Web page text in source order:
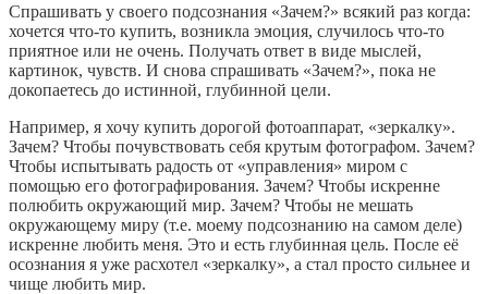
Спрашивать у своего подсознания «Зачем?» всякий раз когда:
хочется что-то купить, возникла эмоция, случилось что-то
приятное или не очень. Получать ответ в виде мыслей,
картинок, чувств. И снова спрашивать «Зачем?», пока не
докопаетесь до истинной, глубинной цели.
Например, я хочу купить дорогой фотоаппарат, «зеркалку».
Зачем? Чтобы почувствовать себя крутым фотографом. Зачем?
Чтобы испытывать радость от «управления» миром с
помощью его фотографирования. Зачем? Чтобы искренне
полюбить окружающий мир. Зачем? Чтобы не мешать
окружающему миру (т.е. моему подсознанию на самом деле)
искренне любить меня. Это и есть глубинная цель. После её
осознания я уже расхотел «зеркалку», а стал просто сильнее и
чище любить мир.